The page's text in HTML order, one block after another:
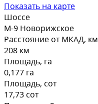
Показать на карте
Шоссе
М-9 Новорижское
Расстояние от МКАД, км
208 км
Площадь, га
0,177 га
Площадь, сот
17,73 сот